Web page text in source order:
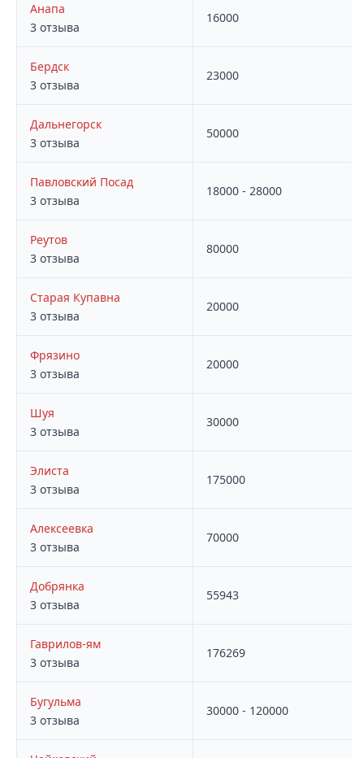
Анапа
3 отзыва
16000
Бердск
3 отзыва
23000
Дальнегорск
3 отзыва
50000
Павловский Посад
3 отзыва
18000 - 28000
Реутов
3 отзыва
80000
Старая Купавна
3 отзыва
20000
Фрязино
3 отзыва
20000
Шуя
3 отзыва
30000
Элиста
3 отзыва
175000
Алексеевка
3 отзыва
70000
Добрянка
3 отзыва
55943
Гаврилов-ям
3 отзыва
176269
Бугульма
3 отзыва
30000 - 120000
📢
Здесь могла бы быть ваша
реклама
Контакты:
Написать